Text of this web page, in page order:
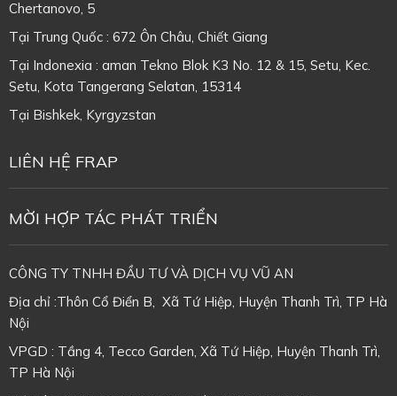
Chertanovo, 5
Tại Trung Quốc : 672 Ôn Châu, Chiết Giang
Tại Indonexia : aman Tekno Blok K3 No. 12 & 15, Setu, Kec.
Setu, Kota Tangerang Selatan, 15314
Tại Bishkek, Kyrgyzstan
LIÊN HỆ FRAP
MỜI HỢP TÁC PHÁT TRIỂN
CÔNG TY TNHH ĐẦU TƯ VÀ DỊCH VỤ VŨ AN
Địa chỉ :Thôn Cổ Điển B, Xã Tứ Hiệp, Huyện Thanh Trì, TP Hà
Nội
VPGD : Tầng 4, Tecco Garden, Xã Tứ Hiệp, Huyện Thanh Trì,
TP Hà Nội